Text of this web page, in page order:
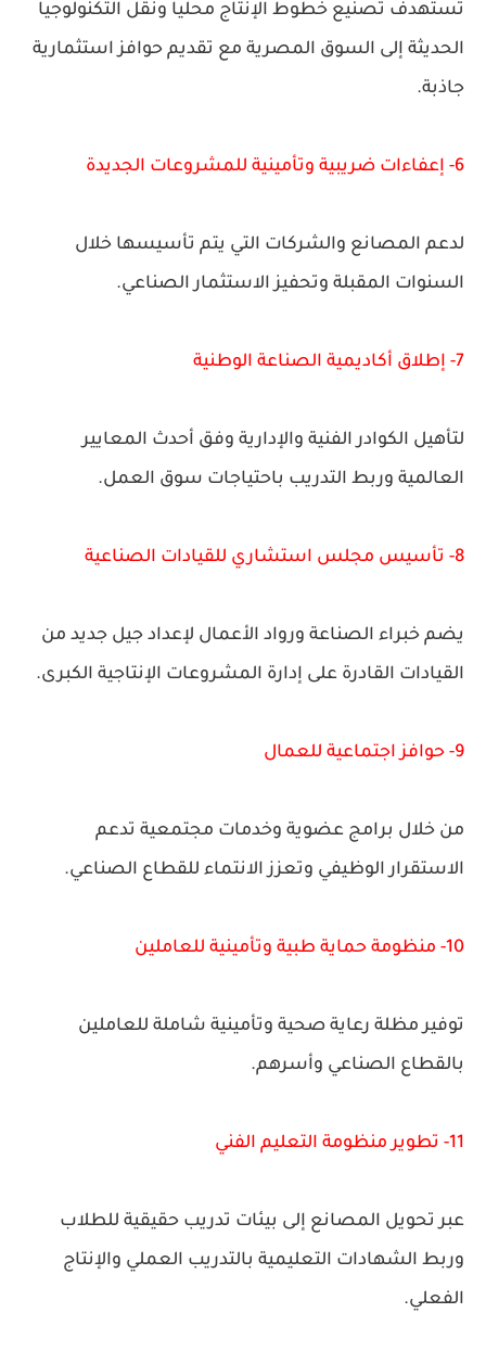
تستهدف تصنيع خطوط الإنتاج محلياً ونقل التكنولوجيا
الحديثة إلى السوق المصرية مع تقديم حوافز استثمارية
جاذبة.
6- إعفاءات ضريبية وتأمينية للمشروعات الجديدة
لدعم المصانع والشركات التي يتم تأسيسها خلال
السنوات المقبلة وتحفيز الاستثمار الصناعي.
7- إطلاق أكاديمية الصناعة الوطنية
لتأهيل الكوادر الفنية والإدارية وفق أحدث المعايير
العالمية وربط التدريب باحتياجات سوق العمل.
8- تأسيس مجلس استشاري للقيادات الصناعية
يضم خبراء الصناعة ورواد الأعمال لإعداد جيل جديد من
القيادات القادرة على إدارة المشروعات الإنتاجية الكبرى.
9- حوافز اجتماعية للعمال
من خلال برامج عضوية وخدمات مجتمعية تدعم
الاستقرار الوظيفي وتعزز الانتماء للقطاع الصناعي.
10- منظومة حماية طبية وتأمينية للعاملين
توفير مظلة رعاية صحية وتأمينية شاملة للعاملين
بالقطاع الصناعي وأسرهم.
11- تطوير منظومة التعليم الفني
عبر تحويل المصانع إلى بيئات تدريب حقيقية للطلاب
وربط الشهادات التعليمية بالتدريب العملي والإنتاج
الفعلي.